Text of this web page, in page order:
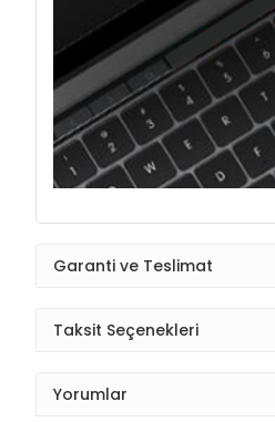
Garanti ve Teslimat
Taksit Seçenekleri
Yorumlar